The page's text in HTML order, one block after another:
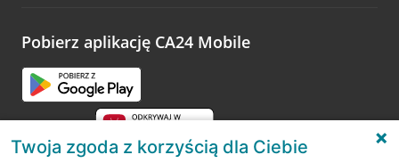
opinie.
Pobierz aplikację CA24 Mobile
Twoja zgoda z korzyścią dla Ciebie